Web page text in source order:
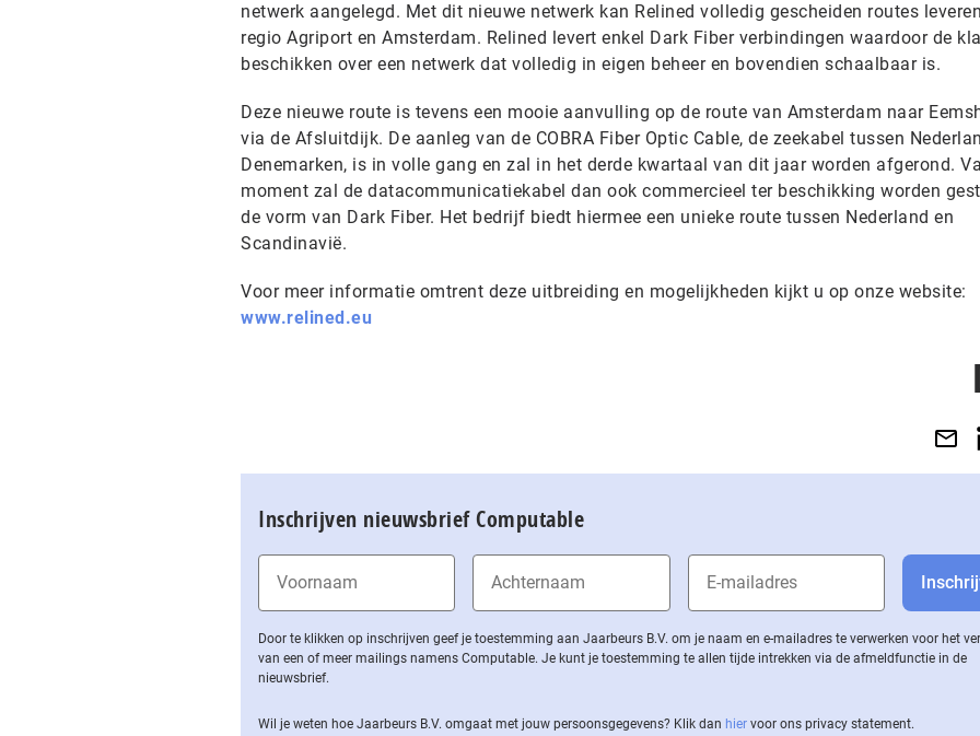
netwerk aangelegd. Met dit nieuwe netwerk kan Relined volledig gescheiden routes
regio Agriport en Amsterdam. Relined levert enkel Dark Fiber verbindingen waardoor de
beschikken over een netwerk dat volledig in eigen beheer en bovendien schaalbaar is.
Deze nieuwe route is tevens een mooie aanvulling op de route van Amsterdam naar
via de Afsluitdijk. De aanleg van de COBRA Fiber Optic Cable, de zeekabel tussen
Denemarken, is in volle gang en zal in het derde kwartaal van dit jaar worden afgerond.
moment zal de datacommunicatiekabel dan ook commercieel ter beschikking worden
de vorm van Dark Fiber. Het bedrijf biedt hiermee een unieke route tussen Nederland en
Scandinavië.
Voor meer informatie omtrent deze uitbreiding en mogelijkheden kijkt u op onze website:
www.relined.eu
Inschrijven nieuwsbrief Computable
Door te klikken op inschrijven geef je toestemming aan Jaarbeurs B.V. om je naam en e-mailadres te verwerken voor het
van een of meer mailings namens Computable. Je kunt je toestemming te allen tijde intrekken via de af­meld­func­tie in de
nieuwsbrief.
Wil je weten hoe Jaarbeurs B.V. omgaat met jouw per­soons­ge­ge­vens? Klik dan hier voor ons privacy statement.